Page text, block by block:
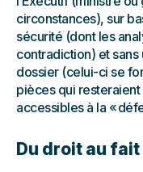
circonstances), sur
sécurité (dont les
contradiction) et sans
dossier (celui-ci se
pièces qui
accessibles à la «
Du droit au fait